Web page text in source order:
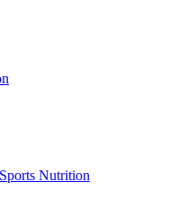
Nutrition